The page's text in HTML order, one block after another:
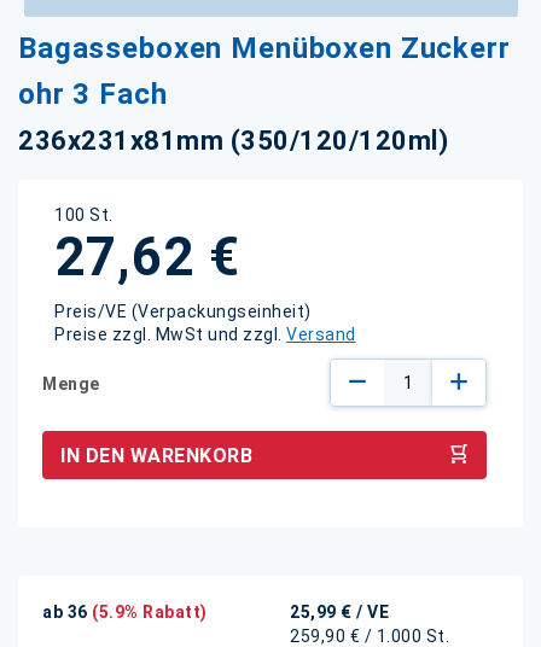
Bagasseboxen Menüboxen Zuckerr
ohr 3 Fach
236x231x81mm (350/120/120ml)
100 St.
27,62 €
Preis/VE (Verpackungseinheit)
Preise zzgl. MwSt und zzgl. Versand
Menge
IN DEN WARENKORB
ab 36 (5.9% Rabatt) 25,99 € / VE
259,90 € / 1.000 St.
Anfang
der
Bildgalerie
springen